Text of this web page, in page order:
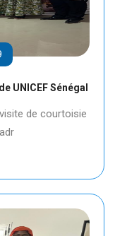
UNICEF Sénégal
de courtoisie